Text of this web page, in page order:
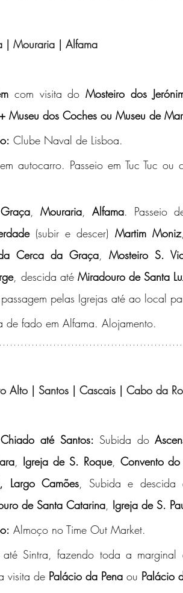
| Mouraria | Alfama
com visita do Mosteiro dos
Museu dos Coches ou Museu de
Clube Naval de Lisboa.
autocarro. Passeio em Tuc Tuc
Graça, Mouraria, Alfama. Passeio
(subir e descer) Martim Moniz,
Cerca da Graça, Mosteiro S.
, descida até Miradouro de Santa
pelas Igrejas até ao local
de fado em Alfama. Alojamento.
Alto | Santos | Cascais | Cabo da
até Santos: Subida do
, Igreja de S. Roque, Convento
Largo Camões, Subida e descida
de Santa Catarina, Igreja de S.
Almoço no Time Out Market.
até Sintra, fazendo toda a
visita de Palácio da Pena ou Palácio